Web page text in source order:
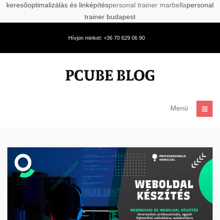
keresőoptimalizálás és linképítéspersonal trainer marbellapersonal
trainer budapest
Hívjon minket: +36 70 629 06 90
Menü